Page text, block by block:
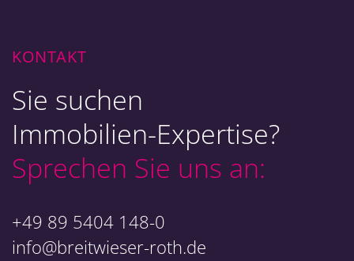
KONTAKT
Sie suchen
Immobilien-Expertise?
Sprechen Sie uns an:
+49 89 5404 148-0
info@breitwieser-roth.de